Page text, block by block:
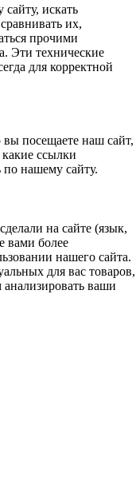
искать
их,
прочими
Эти технические
для корректной
посещаете наш сайт,
какие ссылки
нашему сайту.
на сайте (язык,
вами более
нашего сайта.
для вас товаров,
ваши